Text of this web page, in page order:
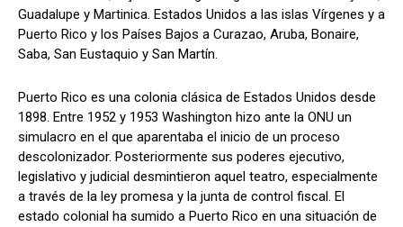
Guadalupe y Martinica. Estados Unidos a las islas Vírgenes y a
Puerto Rico y los Países Bajos a Curazao, Aruba, Bonaire,
Saba, San Eustaquio y San Martín.
Puerto Rico es una colonia clásica de Estados Unidos desde
1898. Entre 1952 y 1953 Washington hizo ante la ONU un
simulacro en el que aparentaba el inicio de un proceso
descolonizador. Posteriormente sus poderes ejecutivo,
legislativo y judicial desmintieron aquel teatro, especialmente
a través de la ley promesa y la junta de control fiscal. El
estado colonial ha sumido a Puerto Rico en una situación de